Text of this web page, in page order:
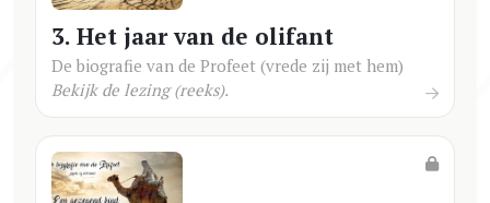
3. Het jaar van de olifant
De biografie van de Profeet (vrede zij met hem)
Bekijk de lezing (reeks).